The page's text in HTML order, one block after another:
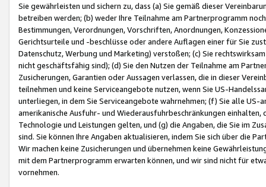
Sie gewährleisten und sichern zu, dass (a) Sie gemäß dieser
betreiben werden; (b) weder Ihre Teilnahme am Partnerprogramm
Bestimmungen, Verordnungen, Vorschriften, Anordnungen,
Gerichtsurteile und -beschlüsse oder andere Auflagen einer für Sie
Datenschutz, Werbung und Marketing) verstoßen; (c) Sie
nicht geschäftsfähig sind); (d) Sie den Nutzen der Teilnahme am
Zusicherungen, Garantien oder Aussagen verlassen, die in dieser
teilnehmen und keine Serviceangebote nutzen, wenn Sie US-
unterliegen, in dem Sie Serviceangebote wahrnehmen; (f) Sie alle
amerikanische Ausfuhr- und Wiederausfuhrbeschränkungen
Technologie und Leistungen gelten, und (g) die Angaben, die Sie im
sind. Sie können Ihre Angaben aktualisieren, indem Sie sich über die
Wir machen keine Zusicherungen und übernehmen keine
mit dem Partnerprogramm erwarten können, und wir sind nicht für
vornehmen.